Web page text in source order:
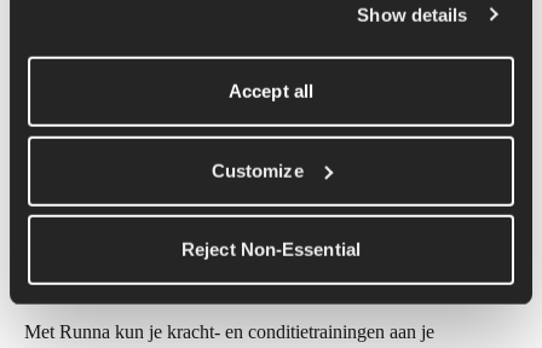
Show details
Accept all
Customize
Reject Non-Essential
volgen. Denk eraan om je ellebogen naar binnen te houden. De
Ontvang een persoonlijk
krachttrainingsprogramma
voor hardlopers
Dit is een van de vele oefeningen die je vindt in ons
Met Runna kun je kracht- en conditietrainingen aan je